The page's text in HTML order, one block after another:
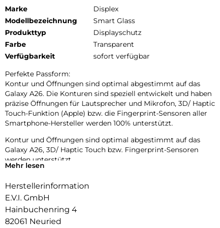
Marke
Displex
Modellbezeichnung
Smart Glass
Produkttyp
Displayschutz
Farbe
Transparent
Verfügbarkeit
sofort verfügbar
Perfekte Passform:
Kontur und Öffnungen sind optimal abgestimmt auf das
Galaxy A26. Die Konturen sind speziell entwickelt und haben
präzise Öffnungen für Lautsprecher und Mikrofon, 3D/ Haptic
Touch-Funktion (Apple) bzw. die Fingerprint-Sensoren aller
Smartphone-Hersteller werden 100% unterstützt.
Kontur und Öffnungen sind optimal abgestimmt auf das
Galaxy A26, 3D/ Haptic Touch bzw. Fingerprint-Sensoren
werden unterstützt.
ON Sticker.
Unzerbrechlich durch perfekten Material-Mix: verbindet die
Oberflächenhärte von Glas mit der Flexibilität von
Kunststoff.
Mehr lesen
Herstellerinformation
E.V.I. GmbH
Hainbuchenring 4
82061 Neuried